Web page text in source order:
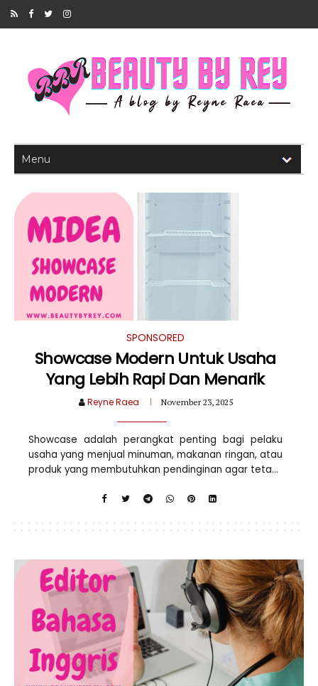
SPONSORED
Showcase Modern Untuk Usaha
Yang Lebih Rapi Dan Menarik
Reyne Raea November 23, 2025
Showcase adalah perangkat penting bagi pelaku
usaha yang menjual minuman, makanan ringan, atau
produk yang membutuhkan pendinginan agar teta...